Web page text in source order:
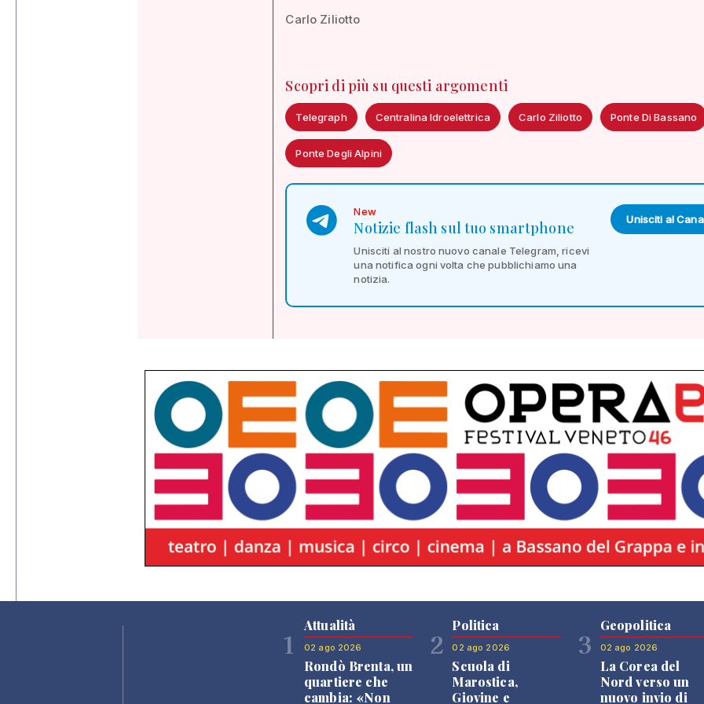
Carlo Ziliotto
Scopri di più su questi argomenti
Telegraph Centralina Idroelettrica Carlo Ziliotto Ponte Di Bassano
Ponte Degli Alpini
New
Notizie flash sul tuo smartphone
Unisciti al nostro nuovo canale Telegram, ricevi
una notifica ogni volta che pubblichiamo una
notizia.
Unisciti al
1
Attualità
02 ago 2026
Rondò Brenta, un
quartiere che
cambia: «Non
2
Politica
02 ago 2026
Scuola di
Marostica,
Giovine e
3
Geopolitica
02 ago 2026
La Corea del
Nord verso un
nuovo invio di